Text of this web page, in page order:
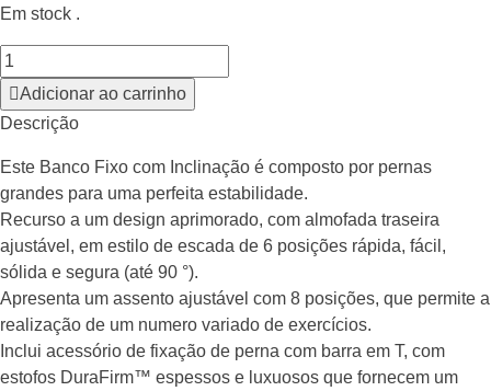
Em stock .
Adicionar ao carrinho
Descrição
Este Banco Fixo com Inclinação é composto por pernas
grandes para uma perfeita estabilidade.
Recurso a um design aprimorado, com almofada traseira
ajustável, em estilo de escada de 6 posições rápida, fácil,
sólida e segura (até 90 °).
Apresenta um assento ajustável com 8 posições, que permite a
realização de um numero variado de exercícios.
Inclui acessório de fixação de perna com barra em T, com
estofos DuraFirm™ espessos e luxuosos que fornecem um